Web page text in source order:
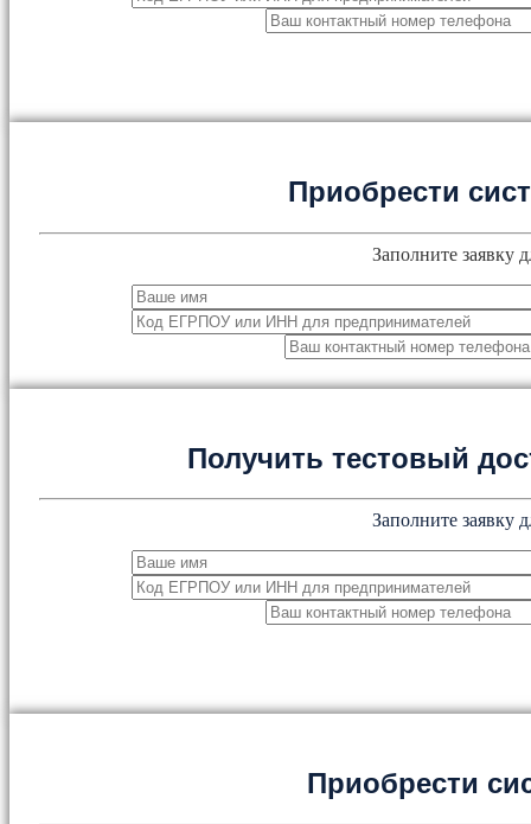
Приобрести
Заполните заявку
Получить тестовый
Заполните заявку
Приобрести